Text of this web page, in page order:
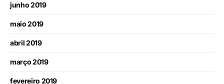
junho 2019
maio 2019
abril 2019
março 2019
fevereiro 2019